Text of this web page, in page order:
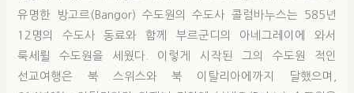
유명한 방고르(Bangor) 수도원의 수도사 콜럼바누스는 585년
12명의 수도사 동료와 함께 부르군디의 아네그레이에 와서
룩세륄 수도원을 세웠다. 이렇게 시작된 그의 수도원 적인
선교여행은 북 스위스와 북 이탈리아에까지 달했으며,